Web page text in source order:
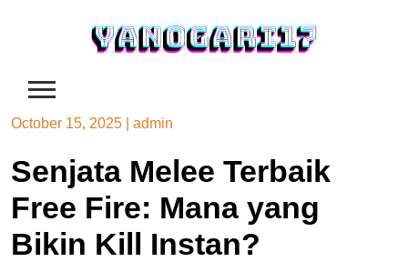
October 15, 2025 admin
Senjata Melee Terbaik
Free Fire: Mana yang
Bikin Kill Instan?